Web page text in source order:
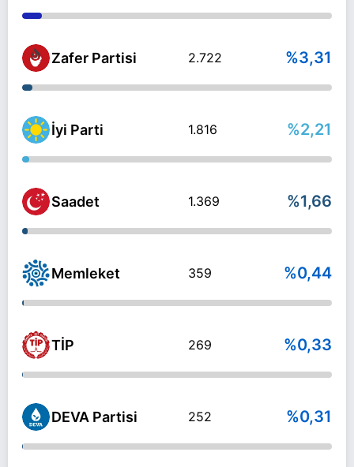
Zafer Partisi 2.722 %3,31
İyi Parti 1.816 %2,21
Saadet 1.369 %1,66
Memleket 359 %0,44
TİP 269 %0,33
DEVA Partisi 252 %0,31